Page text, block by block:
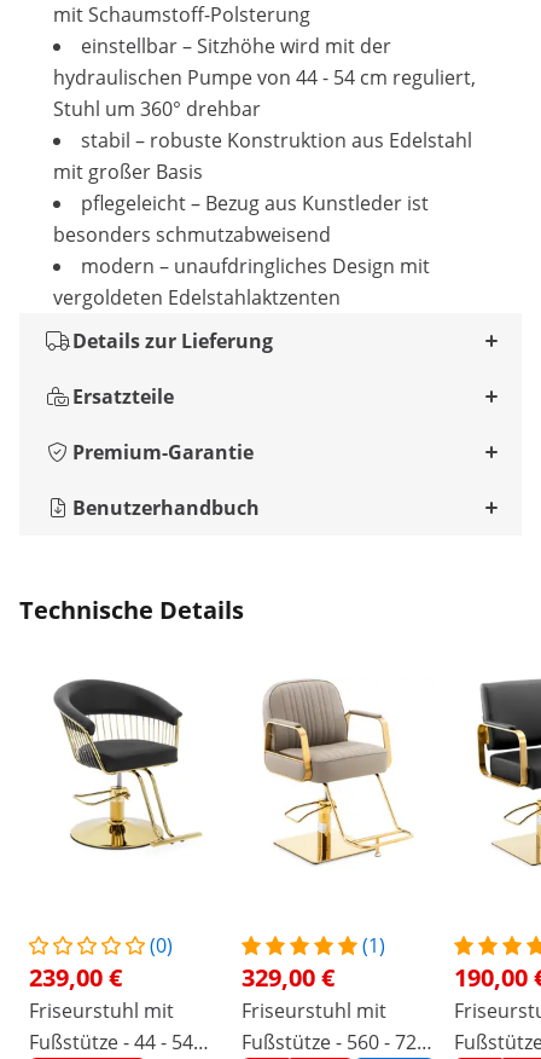
mit Schaumstoff-Polsterung
einstellbar – Sitzhöhe wird mit der
hydraulischen Pumpe von 44 - 54 cm reguliert,
Stuhl um 360° drehbar
stabil – robuste Konstruktion aus Edelstahl
mit großer Basis
pflegeleicht – Bezug aus Kunstleder ist
besonders schmutzabweisend
modern – unaufdringliches Design mit
vergoldeten Edelstahlaktzenten
Details zur Lieferung
Ersatzteile
Premium-Garantie
Benutzerhandbuch
Technische Details
(0)
239,00 €
Friseurstuhl mit
Fußstütze - 44 - 54
(1)
329,00 €
Friseurstuhl mit
Fußstütze - 560 - 720
190,00